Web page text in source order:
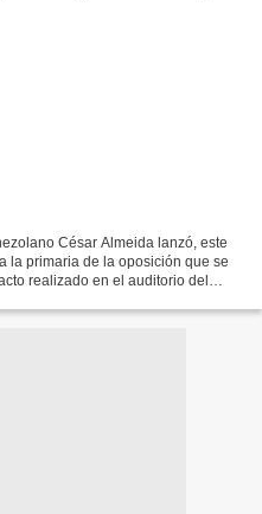
César Almeida lanzó, este
la primaria de la oposición que se
realizado en el auditorio del